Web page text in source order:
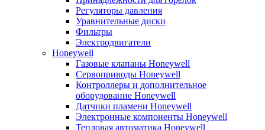
Регуляторы давления
Уравнительные диски
Фильтры
Электродвигатели
Honeywell
Газовые клапаны Honeywell
Сервоприводы Honeywell
Контроллеры и дополнительное
оборудование Honeywell
Датчики пламени Honeywell
Электронные компоненты Honeywell
Тепловая автоматика Honeywell